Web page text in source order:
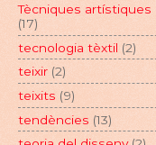
Tècniques artístiques
(17)
tecnologia tèxtil (2)
teixir (2)
teixits (9)
tendències (13)